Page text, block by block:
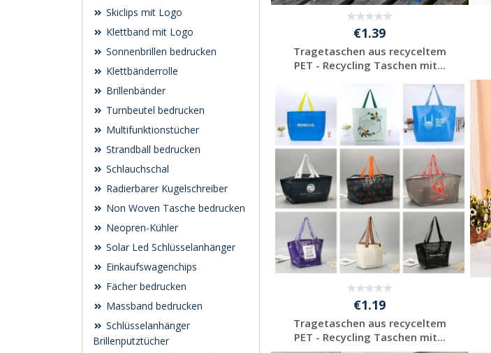
Skiclips mit Logo
Klettband mit Logo
Sonnenbrillen bedrucken
Klettbänderrolle
Brillenbänder
Turnbeutel bedrucken
Multifunktionstücher
Strandball bedrucken
Schlauchschal
Radierbarer Kugelschreiber
Non Woven Tasche bedrucken
Neopren-Kühler
Solar Led Schlüsselanhänger
Einkaufswagenchips
Fächer bedrucken
Massband bedrucken
Schlüsselanhänger
Brillenputztücher
€1.39
Tragetaschen aus recyceltem
PET - Recycling Taschen mit...
Preis unverbindlich
anfragen
€1.19
Tragetaschen aus recyceltem
PET - Recycling Taschen mit...